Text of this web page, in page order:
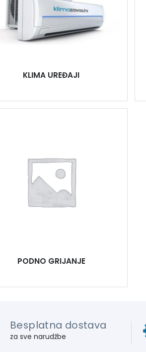
KLIMA UREĐAJI
PODNO GRIJANJE
Besplatna dostava
za sve narudžbe